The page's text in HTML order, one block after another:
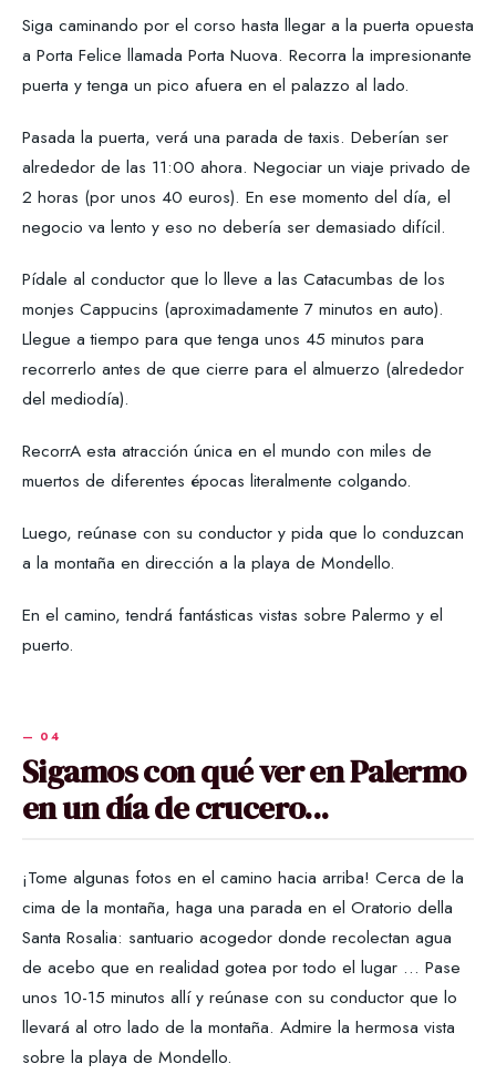
Siga caminando por el corso hasta llegar a la puerta opuesta
a Porta Felice llamada Porta Nuova. Recorra la impresionante
puerta y tenga un pico afuera en el palazzo al lado.
Pasada la puerta, verá una parada de taxis. Deberían ser
alrededor de las 11:00 ahora. Negociar un viaje privado de
2 horas (por unos 40 euros). En ese momento del día, el
negocio va lento y eso no debería ser demasiado difícil.
Pídale al conductor que lo lleve a las Catacumbas de los
monjes Cappucins (aproximadamente 7 minutos en auto).
Llegue a tiempo para que tenga unos 45 minutos para
recorrerlo antes de que cierre para el almuerzo (alrededor
del mediodía).
RecorrA esta atracción única en el mundo con miles de
muertos de diferentes épocas literalmente colgando.
Luego, reúnase con su conductor y pida que lo conduzcan
a la montaña en dirección a la playa de Mondello.
En el camino, tendrá fantásticas vistas sobre Palermo y el
puerto.
Sigamos con qué ver en Palermo
en un día de crucero...
¡Tome algunas fotos en el camino hacia arriba! Cerca de la
cima de la montaña, haga una parada en el Oratorio della
Santa Rosalia: santuario acogedor donde recolectan agua
de acebo que en realidad gotea por todo el lugar ... Pase
unos 10-15 minutos allí y reúnase con su conductor que lo
llevará al otro lado de la montaña. Admire la hermosa vista
sobre la playa de Mondello.